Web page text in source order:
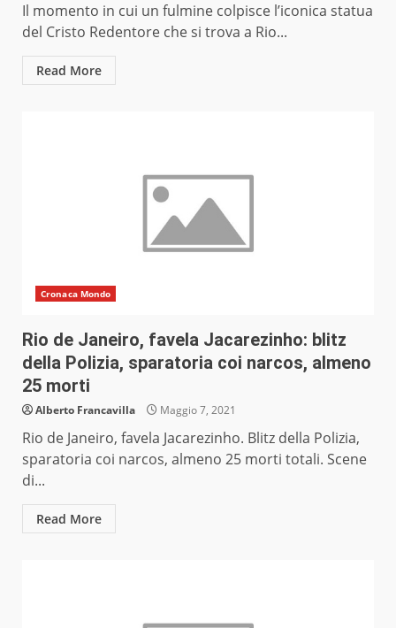
Il momento in cui un fulmine colpisce l’iconica statua
del Cristo Redentore che si trova a Rio...
Read More
Cronaca Mondo
Rio de Janeiro, favela Jacarezinho: blitz
della Polizia, sparatoria coi narcos, almeno
25 morti
Alberto Francavilla Maggio 7, 2021
Rio de Janeiro, favela Jacarezinho. Blitz della Polizia,
sparatoria coi narcos, almeno 25 morti totali. Scene
di...
Read More